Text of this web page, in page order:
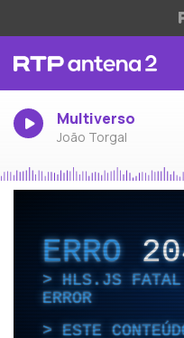
Multiverso
João Torgal
ERRO
HLS.JS FATAL
ERROR
ESTE